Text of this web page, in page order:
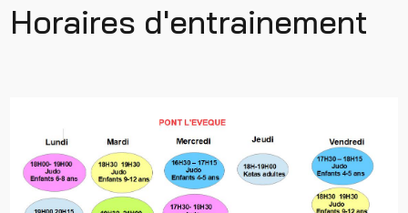
Horaires d'entrainement